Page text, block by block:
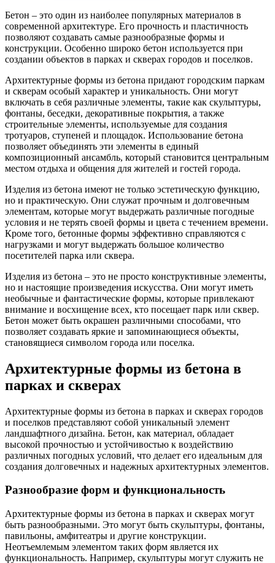
Бетон – это один из наиболее популярных материалов в
современной архитектуре. Его прочность и пластичность
позволяют создавать самые разнообразные формы и
конструкции. Особенно широко бетон используется при
создании объектов в парках и скверах городов и поселков.
Архитектурные формы из бетона придают городским паркам
и скверам особый характер и уникальность. Они могут
включать в себя различные элементы, такие как скульптуры,
фонтаны, беседки, декоративные покрытия, а также
строительные элементы, используемые для создания
тротуаров, ступеней и площадок. Использование бетона
позволяет объединять эти элементы в единый
композиционный ансамбль, который становится центральным
местом отдыха и общения для жителей и гостей города.
Изделия из бетона имеют не только эстетическую функцию,
но и практическую. Они служат прочным и долговечным
элементам, которые могут выдержать различные погодные
условия и не терять своей формы и цвета с течением времени.
Кроме того, бетонные формы эффективно справляются с
нагрузками и могут выдержать большое количество
посетителей парка или сквера.
Изделия из бетона – это не просто конструктивные элементы,
но и настоящие произведения искусства. Они могут иметь
необычные и фантастические формы, которые привлекают
внимание и восхищение всех, кто посещает парк или сквер.
Бетон может быть окрашен различными способами, что
позволяет создавать яркие и запоминающиеся объекты,
становящиеся символом города или поселка.
Архитектурные формы из бетона в
парках и скверах
Архитектурные формы из бетона в парках и скверах городов
и поселков представляют собой уникальный элемент
ландшафтного дизайна. Бетон, как материал, обладает
высокой прочностью и устойчивостью к воздействию
различных погодных условий, что делает его идеальным для
создания долговечных и надежных архитектурных элементов.
Разнообразие форм и функциональность
Архитектурные формы из бетона в парках и скверах могут
быть разнообразными. Это могут быть скульптуры, фонтаны,
павильоны, амфитеатры и другие конструкции.
Неотъемлемым элементом таких форм является их
функциональность. Например, скульптуры могут служить не